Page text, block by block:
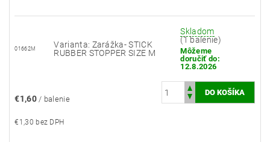
01662M
Varianta: Zarážka- STICK
RUBBER STOPPER SIZE M
Skladom
(1 balenie)
Môžeme
doručiť do:
12.8.2026
€1,60 / balenie
€1,30 bez DPH